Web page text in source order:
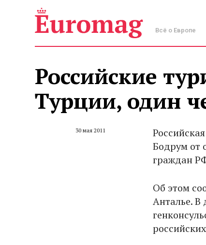
Всё о Европе
Российские
Турции, один
30 мая 2011
Бодрум от
граждан
Об этом
Анталье. В